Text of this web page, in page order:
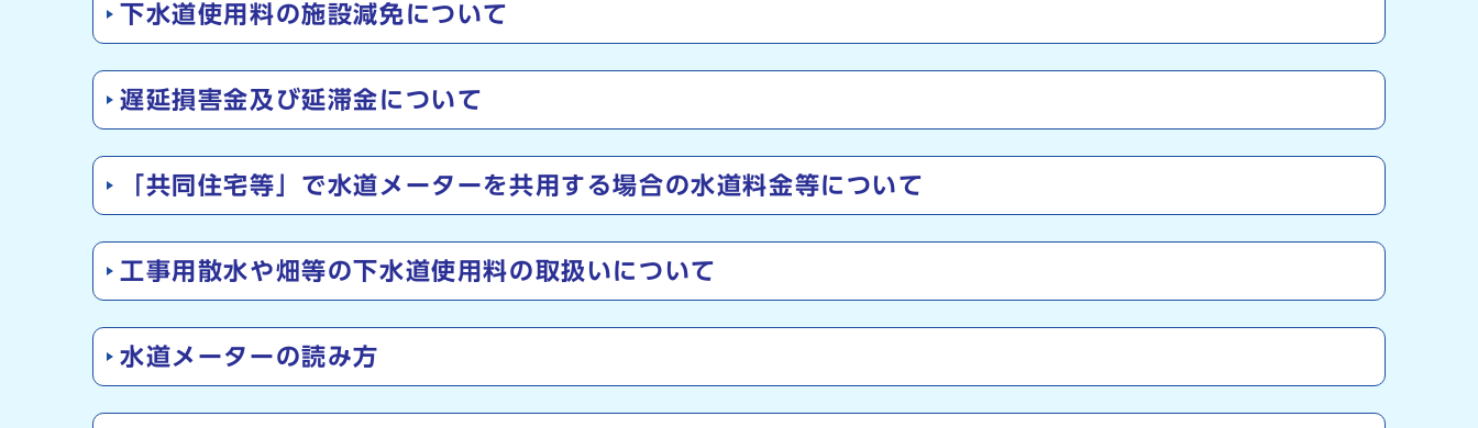
下水道使用料の施設減免について
遅延損害金及び延滞金について
「共同住宅等」で水道メーターを共用する場合の水道料金等について
工事用散水や畑等の下水道使用料の取扱いについて
水道メーターの読み方